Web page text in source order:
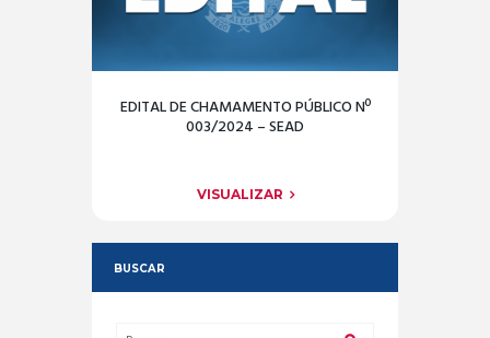
EDITAL DE CHAMAMENTO PÚBLICO Nº
003/2024 – SEAD
VISUALIZAR
BUSCAR